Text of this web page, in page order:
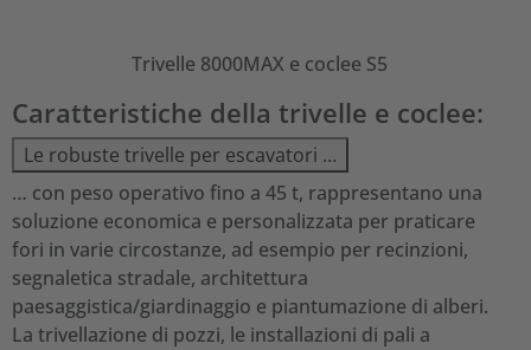
Trivelle 8000MAX e coclee S5
Caratteristiche della trivelle e coclee:
Le robuste trivelle per escavatori …
… con peso operativo fino a 45 t, rappresentano una
soluzione economica e personalizzata per praticare
fori in varie circostanze, ad esempio per recinzioni,
segnaletica stradale, architettura
paesaggistica/giardinaggio e piantumazione di alberi.
La trivellazione di pozzi, le installazioni di pali a